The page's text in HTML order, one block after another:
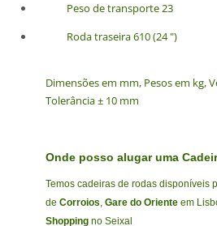
Peso de transporte 23
Roda traseira 610 (24 ")
Dimensões em mm, Pesos em kg,
Tolerância ± 10 mm
Onde posso alugar uma
Temos cadeiras de rodas disponíveis
deCorroios ,Gare do Oriente em
Shopping no Seixal